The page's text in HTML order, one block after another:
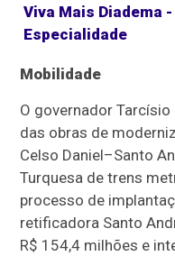
Mobilidade
O governador
das obras de
Celso Daniel–Santo
Turquesa de trens
processo de
retificadora Santo
R$ 154,4 milhões e